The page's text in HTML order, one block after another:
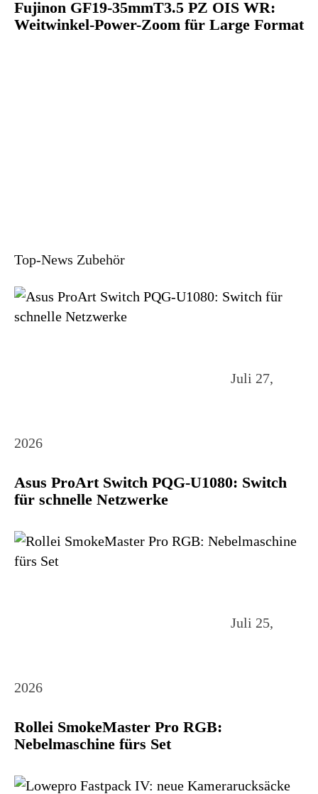
Fujinon GF19-35mmT3.5 PZ OIS WR:
Weitwinkel-Power-Zoom für Large Format
Top-News Zubehör
Juli 27,
2026
Asus ProArt Switch PQG-U1080: Switch
für schnelle Netzwerke
Juli 25,
2026
Rollei SmokeMaster Pro RGB:
Nebelmaschine fürs Set